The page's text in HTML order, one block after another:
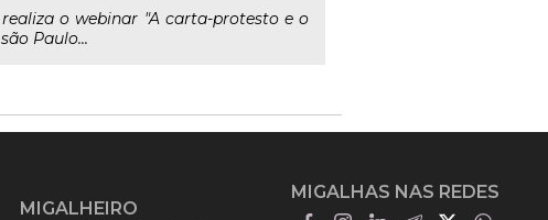
o webinar "A carta-protesto e o
Paulo...
MIGALHEIRO
MIGALHAS NAS REDES